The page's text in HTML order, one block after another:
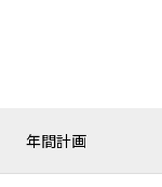
年間計画